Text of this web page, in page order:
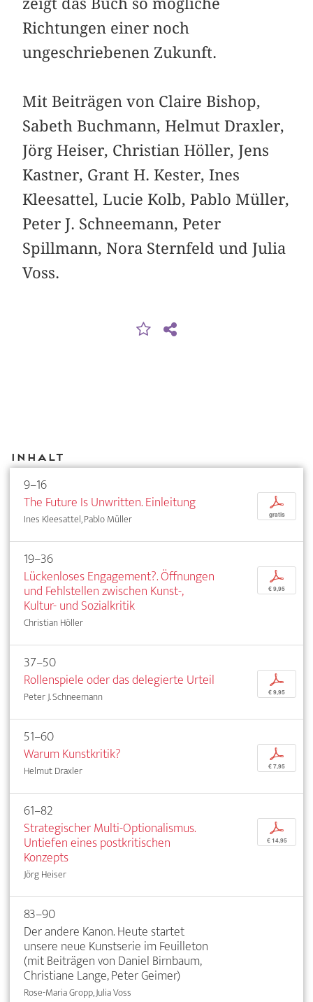
Richtungen einer noch
ungeschriebenen Zukunft.
Mit Beiträgen von Claire Bishop,
Sabeth Buchmann, Helmut Draxler,
Jörg Heiser, Christian Höller, Jens
Kastner, Grant H. Kester, Ines
Kleesattel, Lucie Kolb, Pablo Müller,
Peter J. Schneemann, Peter
Spillmann, Nora Sternfeld und Julia
Voss.
Inhalt
9–16
The Future Is Unwritten. Einleitung
Ines Kleesattel, Pablo Müller
p
gratis
19–36
Lückenloses Engagement?. Öffnungen
und Fehlstellen zwischen Kunst-,
Kultur- und Sozialkritik
Christian Höller
p
€ 9,95
37–50
Rollenspiele oder das delegierte Urteil
Peter J. Schneemann
p
€ 9,95
51–60
Warum Kunstkritik?
Helmut Draxler
p
€ 7,95
61–82
Strategischer Multi-Optionalismus.
Untiefen eines postkritischen
Konzepts
Jörg Heiser
p
€ 14,95
83–90
Der andere Kanon. Heute startet
unsere neue Kunstserie im Feuilleton
(mit Beiträgen von Daniel Birnbaum,
Christiane Lange, Peter Geimer)
Rose-Maria Gropp, Julia Voss